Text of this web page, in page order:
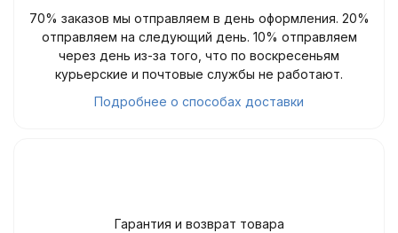
70% заказов мы отправляем в день оформления. 20%
отправляем на следующий день. 10% отправляем
через день из-за того, что по воскресеньям
курьерские и почтовые службы не работают.
Подробнее о способах доставки
Гарантия и возврат товара